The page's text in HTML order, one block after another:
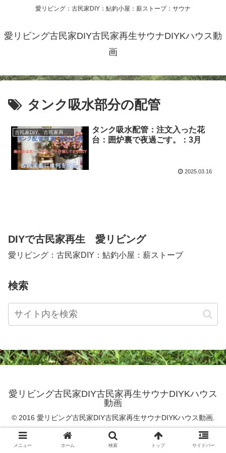
愛リビング：古民家DIY：鮎釣小屋：薪ストーブ：サウナ
愛リビング古民家DIY古民家再生サウナDIYKハウス動
画
タンク吸水部分の配管
古民家DIY 古民家再生 別荘 リフォーム 小屋 薪ストーブ
タンク吸水配管：注文入った花
台：囲炉裏で夜過ごす。：3月
2025.03.16
DIYで古民家再生 愛リビング
愛リビング：古民家DIY：鮎釣小屋：薪ストーブ
検索
愛リビング古民家DIY古民家再生サウナDIYKハウス
動画
© 2016 愛リビング古民家DIY古民家再生サウナDIYKハウス動画.
メニュー ホーム 検索 トップ サイドバー